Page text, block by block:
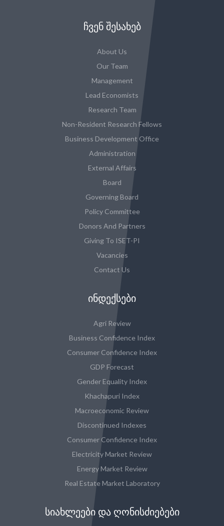
ᲩᲕᲔᲜ ᲨᲔᲡᲐᲮᲔᲑ
About Us
Our Team
Management
Lead Economists
Research Team
Non-Resident Research Fellows
Business Development Office
Administration
External Affairs
Board
Governing Board
Policy Committee
Donors And Partners
Giving To ISET-PI
Vacancies
Contact Us
ᲘᲜᲓᲔᲥᲡᲔᲑᲘ
Agri Review
Business Confidence Index
Consumer Confidence Index
GDP Forecast
Gender Equality Index
Khachapuri Index
Macroeconomic Review
Discontinued Indexes
Consumer Confidence Index
Electricity Market Review
Energy Market Review
Real Estate Market Laboratory
ᲡᲘᲐᲮᲚᲔᲔᲑᲘ ᲓᲐ ᲦᲝᲜᲘᲡᲫᲘᲔᲑᲔᲑᲘ